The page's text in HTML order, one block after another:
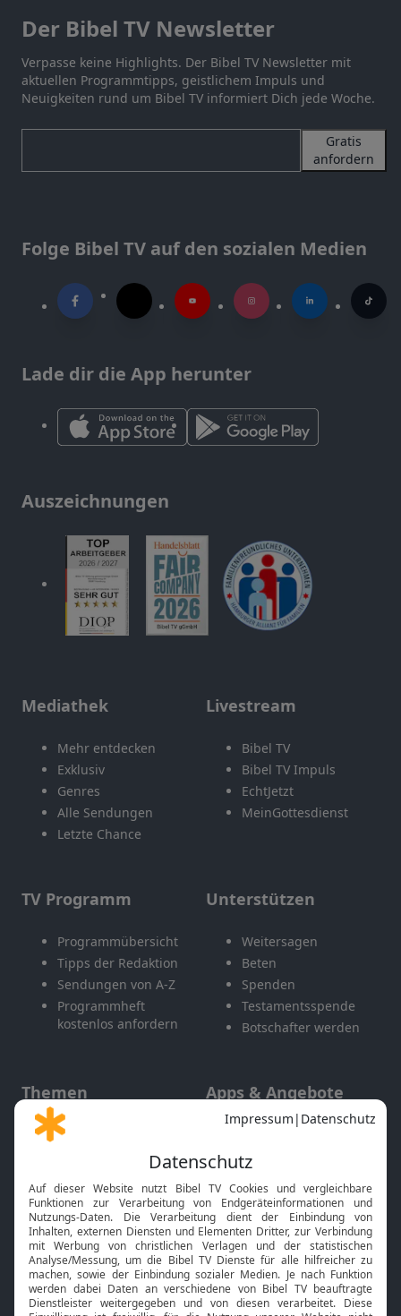
Der Bibel TV Newsletter
Verpasse keine Highlights. Der Bibel TV Newsletter mit
aktuellen Programmtipps, geistlichem Impuls und
Neuigkeiten rund um Bibel TV informiert Dich jede Woche.
Gratis
anfordern
Folge Bibel TV auf den sozialen Medien
Lade dir die App herunter
Auszeichnungen
Mediathek
Mehr entdecken
Exklusiv
Genres
Alle Sendungen
Letzte Chance
Livestream
Bibel TV
Bibel TV Impuls
EchtJetzt
MeinGottesdienst
TV Programm
Programmübersicht
Tipps der Redaktion
Sendungen von A-Z
Programmheft
kostenlos anfordern
Unterstützen
Weitersagen
Beten
Spenden
Testamentsspende
Botschafter werden
Themen
Gott und Bibel erklärt
Neuigkeiten
Apps & Angebote
Mobile App
Smart TV
HbbTV
Bibelthek Online-Bibel
Nächster Gottesdienst